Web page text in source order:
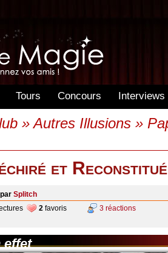
Tours Concours Interviews
» Autres Illusions »
et Reconstitué
Splitch
2 favoris 3 réactions
effet